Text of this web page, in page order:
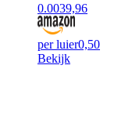
0.0039,96
per luier0,50
Bekijk